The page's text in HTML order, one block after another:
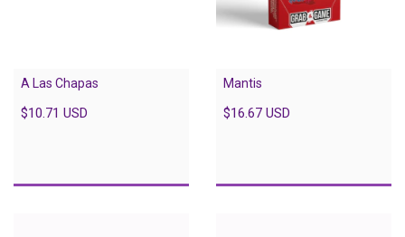
A Las Chapas
$10.71 USD
Mantis
$16.67 USD